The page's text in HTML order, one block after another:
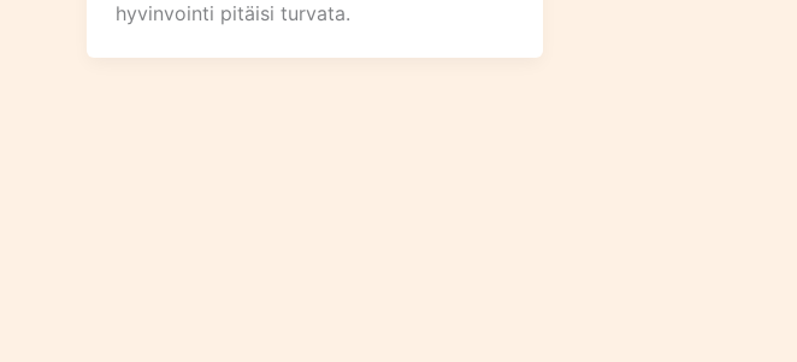
hyvinvointi pitäisi turvata.